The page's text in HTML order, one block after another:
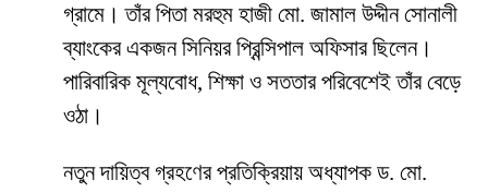
গ্রামে। তাঁর পিতা মরহুম হাজী মো. জামাল উদ্দীন সোনালী
ব্যাংকের একজন সিনিয়র প্রিন্সিপাল অফিসার ছিলেন।
পারিবারিক মূল্যবোধ, শিক্ষা ও সততার পরিবেশেই তাঁর বেড়ে
ওঠা।
নতুন দায়িত্ব গ্রহণের প্রতিক্রিয়ায় অধ্যাপক ড. মো.